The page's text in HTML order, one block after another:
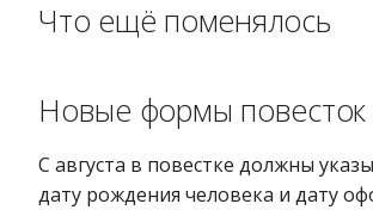
Что ещё поменялось
Новые формы повесток
С августа в повестке должны
дату рождения человека и дату